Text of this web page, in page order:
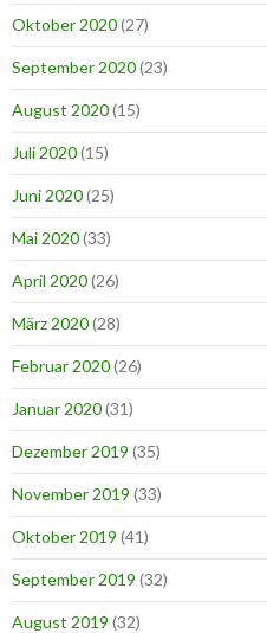
Oktober 2020(27)
September 2020(23)
August 2020(15)
Juli 2020(15)
Juni 2020(25)
Mai 2020(33)
April 2020(26)
März 2020(28)
Februar 2020(26)
Januar 2020(31)
Dezember 2019 (35)
November 2019 (33)
Oktober 2019 (41)
September 2019 (32)
August 2019 (32)